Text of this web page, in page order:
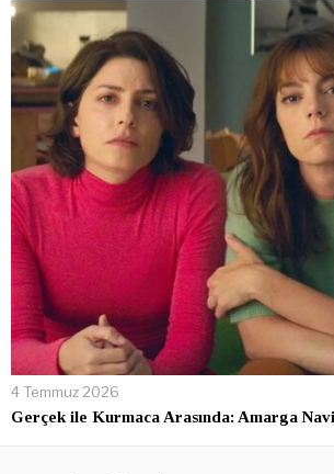
4 Temmuz 2026
Gerçek ile Kurmaca Arasında: Amarga